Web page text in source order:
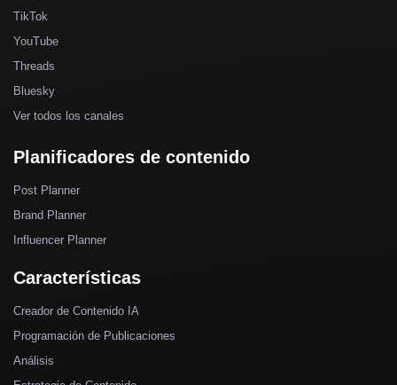
TikTok
YouTube
Threads
Bluesky
Ver todos los canales
Planificadores de contenido
Post Planner
Brand Planner
Influencer Planner
Características
Creador de Contenido IA
Programación de Publicaciones
Análisis